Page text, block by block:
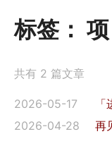
标签： 项
共有 2 篇文章
2026-05-17
2026-04-28
再